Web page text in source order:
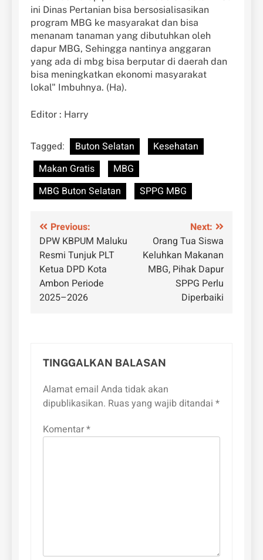
ini Dinas Pertanian bisa bersosialisasikan
program MBG ke masyarakat dan bisa
menanam tanaman yang dibutuhkan oleh
dapur MBG, Sehingga nantinya anggaran
yang ada di mbg bisa berputar di daerah dan
bisa meningkatkan ekonomi masyarakat
lokal" Imbuhnya. (Ha).
Editor : Harry
Tagged: Buton Selatan
Kesehatan
Makan Gratis
MBG
MBG Buton Selatan
SPPG MBG
Navigasi
pos
Previous:
DPW KBPUM Maluku
Resmi Tunjuk PLT
Ketua DPD Kota
Ambon Periode
2025–2026
Next:
Orang Tua Siswa
Keluhkan Makanan
MBG, Pihak Dapur
SPPG Perlu
Diperbaiki
TINGGALKAN BALASAN
Alamat email Anda tidak akan
dipublikasikan. Ruas yang wajib ditandai *
Komentar*